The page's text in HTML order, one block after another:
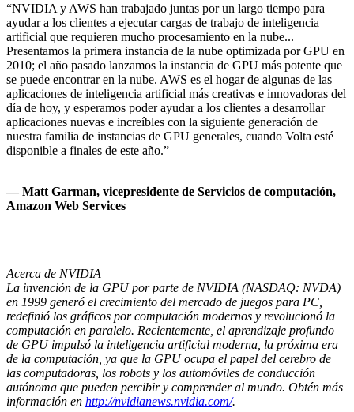
“NVIDIA y AWS han trabajado juntas por un largo tiempo para
ayudar a los clientes a ejecutar cargas de trabajo de inteligencia
artificial que requieren mucho procesamiento en la nube...
Presentamos la primera instancia de la nube optimizada por GPU en
2010; el año pasado lanzamos la instancia de GPU más potente que
se puede encontrar en la nube. AWS es el hogar de algunas de las
aplicaciones de inteligencia artificial más creativas e innovadoras del
día de hoy, y esperamos poder ayudar a los clientes a desarrollar
aplicaciones nuevas e increíbles con la siguiente generación de
nuestra familia de instancias de GPU generales, cuando Volta esté
disponible a finales de este año.”
— Matt Garman, vicepresidente de Servicios de computación,
Amazon Web Services
Acerca de NVIDIA
La invención de la GPU por parte de NVIDIA (NASDAQ: NVDA)
en 1999 generó el crecimiento del mercado de juegos para PC,
redefinió los gráficos por computación modernos y revolucionó la
computación en paralelo. Recientemente, el aprendizaje profundo
de GPU impulsó la inteligencia artificial moderna, la próxima era
de la computación, ya que la GPU ocupa el papel del cerebro de
las computadoras, los robots y los automóviles de conducción
autónoma que pueden percibir y comprender al mundo. Obtén más
información en http://nvidianews.nvidia.com/.